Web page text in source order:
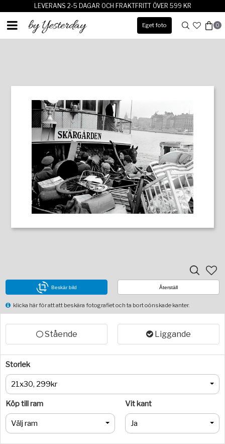
LEVERANS 2-5 DAGAR OCH FRAKTFRITT ÖVER 599 KR
Eget foto 0
Beskär bild Återställ
klicka här för att att beskära fotografiet och ta bort oönskade kanter.
Stående Liggande
Storlek
21x30, 299kr
Köp till ram
Välj ram
Vit kant
Ja